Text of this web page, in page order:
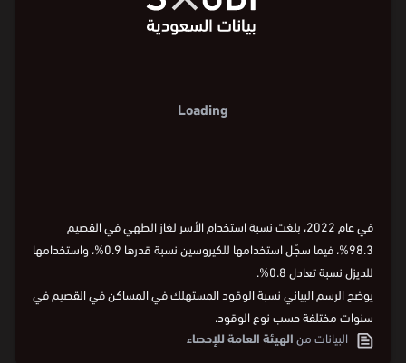
Loading
في عام 2022، بلغت نسبة استخدام الأسر لغاز الطهي في القصيم
98.3%، فيما سجّل استخدامها للكيروسين نسبة قدرها 0.9%، واستخدامها
للديزل نسبة تعادل 0.8%.
يوضح الرسم البياني نسبة الوقود المستهلك في المساكن في القصيم في
سنوات مختلفة حسب نوع الوقود.
البيانات منالهيئة العامة للإحصاء